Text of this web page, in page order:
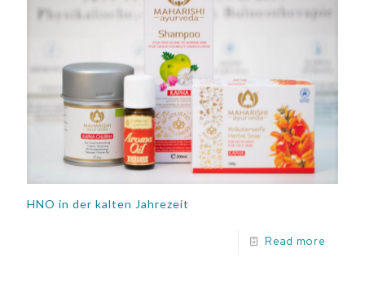
HNO in der kalten Jahrezeit
Read more